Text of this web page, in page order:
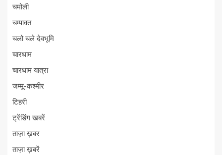
चमोली
चम्पावत
चलो चले देवभूमि
चारधाम
चारधाम यात्रा
जम्मू-कश्मीर
टिहरी
ट्रेंडिंग खबरें
ताज़ा ख़बर
ताज़ा ख़बरें